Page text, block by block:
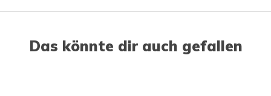
Das könnte dir auch gefallen